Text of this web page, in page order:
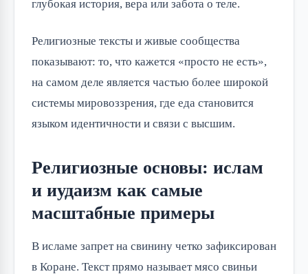
глубокая история, вера или забота о теле.
Религиозные тексты и живые сообщества
показывают: то, что кажется «просто не есть»,
на самом деле является частью более широкой
системы мировоззрения, где еда становится
языком идентичности и связи с высшим.
Религиозные основы: ислам
и иудаизм как самые
масштабные примеры
В исламе запрет на свинину четко зафиксирован
в Коране. Текст прямо называет мясо свиньи